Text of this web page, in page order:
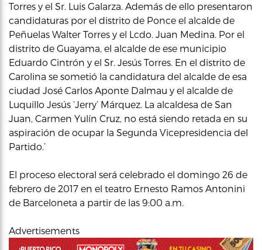
Torres y el Sr. Luis Galarza. Además de ello presentaron
candidaturas por el distrito de Ponce el alcalde de
Peñuelas Walter Torres y el Lcdo. Juan Medina. Por el
distrito de Guayama, el alcalde de ese municipio
Eduardo Cintrón y el Sr. Jesús Torres. En el distrito de
Carolina se sometió la candidatura del alcalde de esa
ciudad José Carlos Aponte Dalmau y el alcalde de
Luquillo Jesús ‘Jerry’ Márquez. La alcaldesa de San
Juan, Carmen Yulín Cruz, no está siendo retada en su
aspiración de ocupar la Segunda Vicepresidencia del
Partido.’
El proceso electoral será celebrado el domingo 26 de
febrero de 2017 en el teatro Ernesto Ramos Antonini
de Barceloneta a partir de las 9:00 a.m.
Advertisements